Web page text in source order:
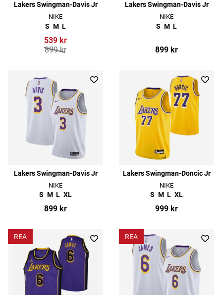
Lakers Swingman-Davis Jr
NIKE
S M L
539 kr
899 kr
Lakers Swingman-Davis Jr
NIKE
S M L
899 kr
Lakers Swingman-Davis Jr
NIKE
S M L XL
899 kr
Lakers Swingman-Doncic Jr
NIKE
S M L XL
999 kr
REA REA